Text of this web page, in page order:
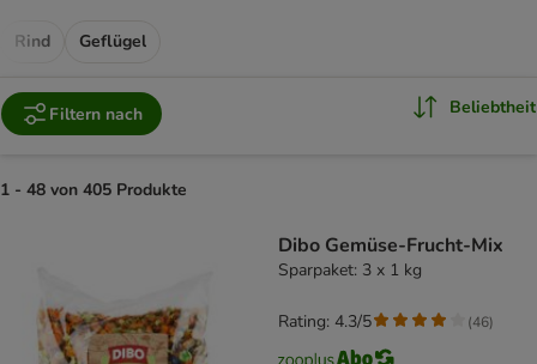
Rind Geflügel
Filtern nach Beliebtheit
1 - 48 von 405 Produkte
Dibo Gemüse-Frucht-Mix
Sparpaket: 3 x 1 kg
Rating: 4.3/5 (46)